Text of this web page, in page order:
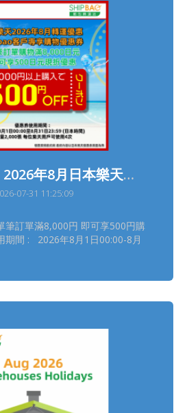
APP」查詢及接收郵包轉
險! 如有懷疑，請聯絡Shipbao客
謝。 Shipbao團隊
【日本樂天】2026年8月日本樂天轉運優惠
07-31 11:25:09
筆訂單滿8,000円 即可享500円購
期間 : 2026年8月1日00:00-8月
詳情請瀏覽【樂